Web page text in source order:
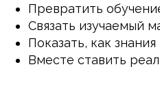
Превратить
Связать изучаемый
Показать, как
Вместе ставить